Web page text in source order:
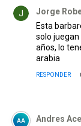
Jorge
Esta
solo juegan
años, lo
arabia
RESPONDER
Comentario de
AA Andres